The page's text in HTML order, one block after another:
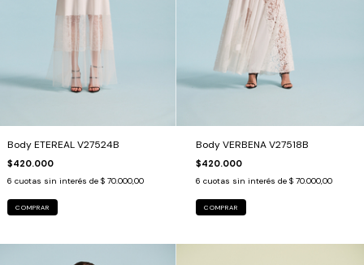
Body ETEREAL V27524B
$420.000
6 cuotas sin interés de $ 70.000,00
COMPRAR
Body VERBENA V27518B
$420.000
6 cuotas sin interés de $ 70.000,00
COMPRAR